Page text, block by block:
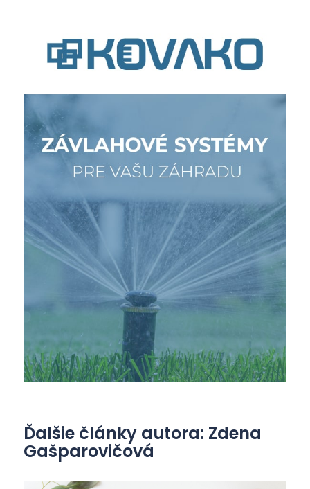
Ďalšie články autora: Zdena
Gašparovičová